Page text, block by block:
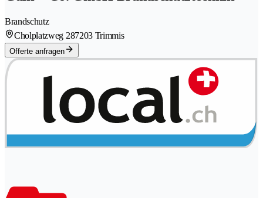
Brandschutz
Cholplatzweg 287203 Trimmis
Offerte anfragen